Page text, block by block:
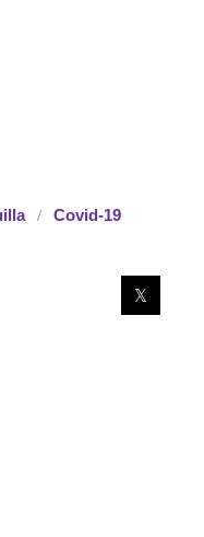
Covid-19